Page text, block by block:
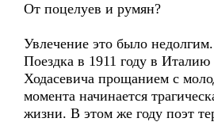
От поцелуев и румян?
Увлечение это было недолгим.
Поездка в 1911 году в
Ходасевича прощанием с
момента начинается
жизни. В этом же году поэт